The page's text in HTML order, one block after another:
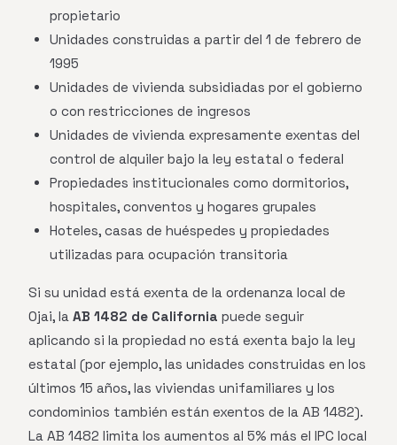
propietario
Unidades construidas a partir del 1 de febrero de
1995
Unidades de vivienda subsidiadas por el gobierno
o con restricciones de ingresos
Unidades de vivienda expresamente exentas del
control de alquiler bajo la ley estatal o federal
Propiedades institucionales como dormitorios,
hospitales, conventos y hogares grupales
Hoteles, casas de huéspedes y propiedades
utilizadas para ocupación transitoria
Si su unidad está exenta de la ordenanza local de
Ojai, la AB 1482 de California puede seguir
aplicando si la propiedad no está exenta bajo la ley
estatal (por ejemplo, las unidades construidas en los
últimos 15 años, las viviendas unifamiliares y los
condominios también están exentos de la AB 1482).
La AB 1482 limita los aumentos al 5% más el IPC local